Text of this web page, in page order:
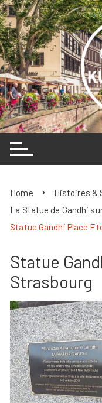
Skip
to
content
Home
Histoires &
La Statue de Gandhi
Statue Gandhi Place
Statue
Strasbourg